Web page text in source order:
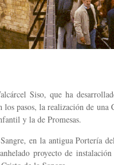
Siso, que ha
pasos, la realización de
y la de Promesas.
en la antigua Portería
proyecto de